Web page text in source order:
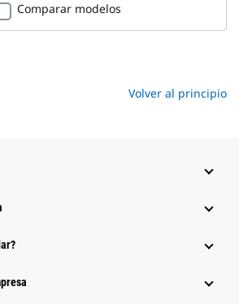
Comparar modelos
Volver al principio